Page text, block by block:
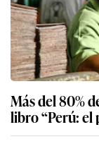
Más del 80%
libro “Perú: el